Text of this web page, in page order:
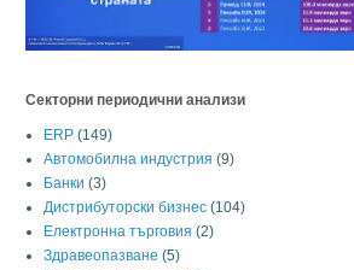
Секторни периодични анализи
ERP (149)
Автомобилна индустрия (9)
Банки (3)
Дистрибуторски бизнес (104)
Електронна търговия (2)
Здравеопазване (5)